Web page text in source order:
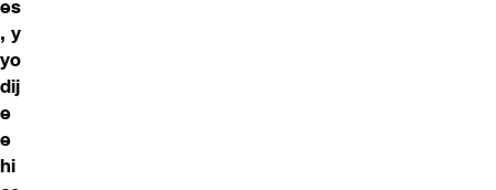
es
, y
yo
dij
e
e
hi